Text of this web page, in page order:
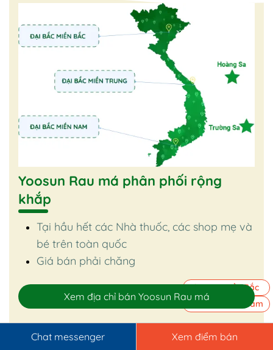
Yoosun Rau má phân phối rộng
khắp
Tại hầu hết các Nhà thuốc, các shop mẹ và
bé trên toàn quốc
Giá bán phải chăng
Xem địa chỉ bán Yoosun Rau má
Mua hàng online dễ dàng
Chat messenger Xem điểm bán
Shopee Miền Bắc
Shopee Miền Nam